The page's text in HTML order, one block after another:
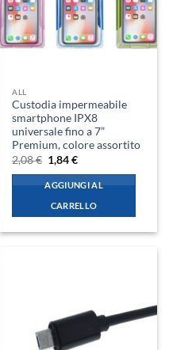
ALL
Custodia impermeabile
smartphone IPX8
universale fino a 7”
Premium, colore assortito
2,08€ Il
prezzo
originale
era:
2,08 €.
1,84€Il
attuale
è:
1,84 €.
AGGIUNGI AL
CARRELLO